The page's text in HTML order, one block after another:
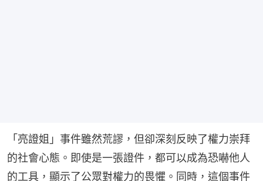
「亮證姐」事件雖然荒謬，但卻深刻反映了權力崇拜
的社會心態。即使是一張證件，都可以成為恐嚇他人
的工具，顯示了公眾對權力的畏懼。同時，這個事件